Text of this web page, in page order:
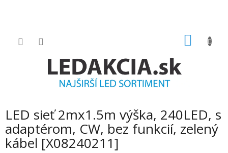
LED sieť 2mx1.5m výška, 240LED, s
adaptérom, CW, bez funkcií, zelený
kábel [X08240211]